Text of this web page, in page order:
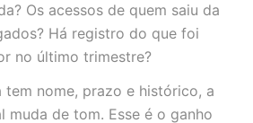
Os acessos de quem saiu da
Há registro do que foi
no último trimestre?
tem nome, prazo e histórico, a
muda de tom. Esse é o ganho